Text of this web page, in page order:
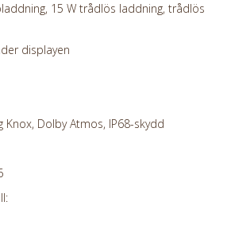
15 W trådlös laddning, trådlös
displayen
Knox, Dolby Atmos, IP68-skydd